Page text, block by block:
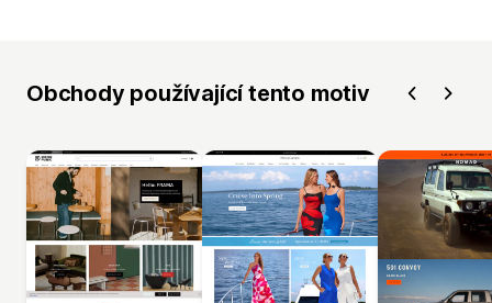
Obchody používající tento motiv